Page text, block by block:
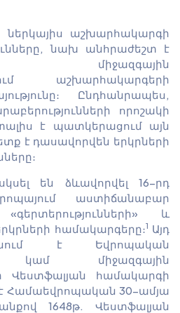
աշխարհակարգի
նախ անհրաժեշտ է
միջազգային
աշխարհակարգերի
Ընդհանրապես,
որոշակի
է պատկերացում այն
է դասավորվեն երկրների
են ձևավորվել 16-րդ
աստիճանաբար
և
համակարգերը։1 Այդ
է Եվրոպական
կամ միջազգային
Վեստֆալյան համակարգի
է Համաեվրոպական 30-ամյա
1648թ. Վեստֆալյան